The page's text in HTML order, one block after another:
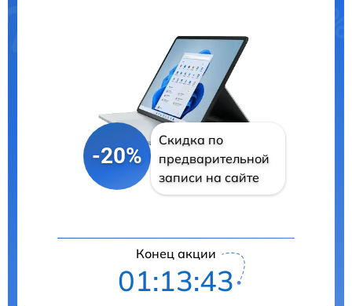
-20%
Скидка по
предварительной
записи на сайте
Конец акции
01:13:42